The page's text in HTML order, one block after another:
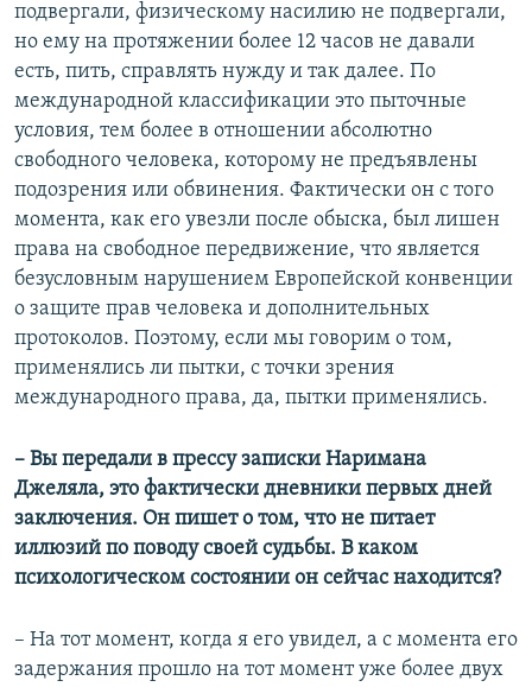
подвергали, физическому насилию не подвергали,
но ему на протяжении более 12 часов не давали
есть, пить, справлять нужду и так далее. По
международной классификации это пыточные
условия, тем более в отношении абсолютно
свободного человека, которому не предъявлены
подозрения или обвинения. Фактически он с того
момента, как его увезли после обыска, был лишен
права на свободное передвижение, что является
безусловным нарушением Европейской конвенции
о защите прав человека и дополнительных
протоколов. Поэтому, если мы говорим о том,
применялись ли пытки, с точки зрения
международного права, да, пытки применялись.
– Вы передали в прессу записки Наримана
Джеляла, это фактически дневники первых дней
заключения. Он пишет о том, что не питает
иллюзий по поводу своей судьбы. В каком
психологическом состоянии он сейчас находится?
– На тот момент, когда я его увидел, а с момента его
задержания прошло на тот момент уже более двух